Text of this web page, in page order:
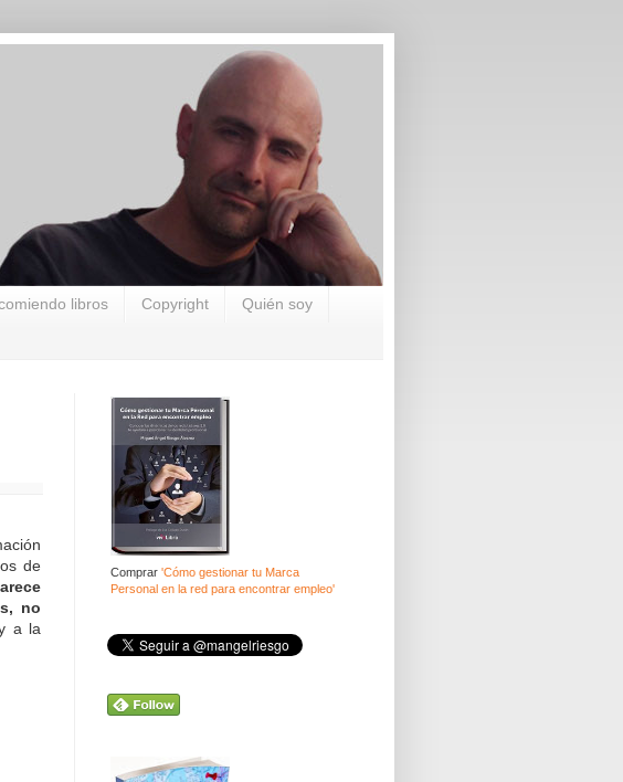
libros Copyright Quién soy
de
no
a la
Comprar 'Cómo gestionar tu Marca
Personal en la red para encontrar empleo'